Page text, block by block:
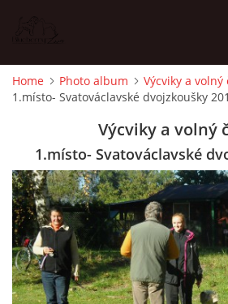
HOME
NEWS
PHOTO ALBUM
ISCWT - LITTER 2025
WHIPPET - LITTER 2025
Home Photo album
Výcviky a volný
1.místo- Svatováclavské dvojzkoušky
Výcviky a volný
1.místo- Svatováclavské